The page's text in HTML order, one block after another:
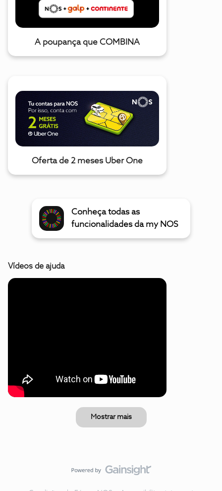
A poupança que COMBINA
Oferta de 2 meses Uber One
Conheça todas as
funcionalidades da my NOS
Vídeos de ajuda
Mostrar mais